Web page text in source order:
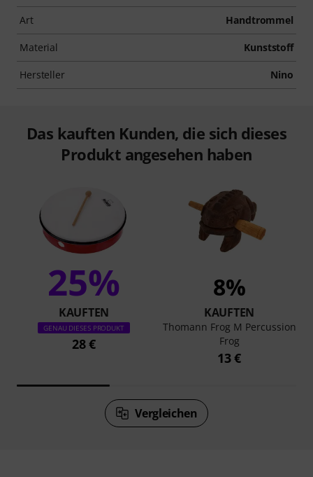
Art Handtrommel
Material Kunststoff
Hersteller Nino
Das kauften Kunden, die sich dieses
Produkt angesehen haben
25%
KAUFTEN
GENAU DIESES PRODUKT
28 €
8%
KAUFTEN
Thomann Frog M Percussion
Frog
13 €
Vergleichen